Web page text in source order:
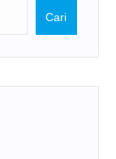
Cari